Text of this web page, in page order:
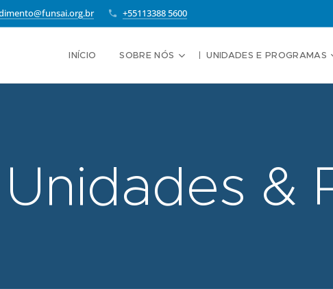
+55113388 5600
INÍCIO SOBRE NÓS UNIDADES E PROGRAMAS
Unidades &